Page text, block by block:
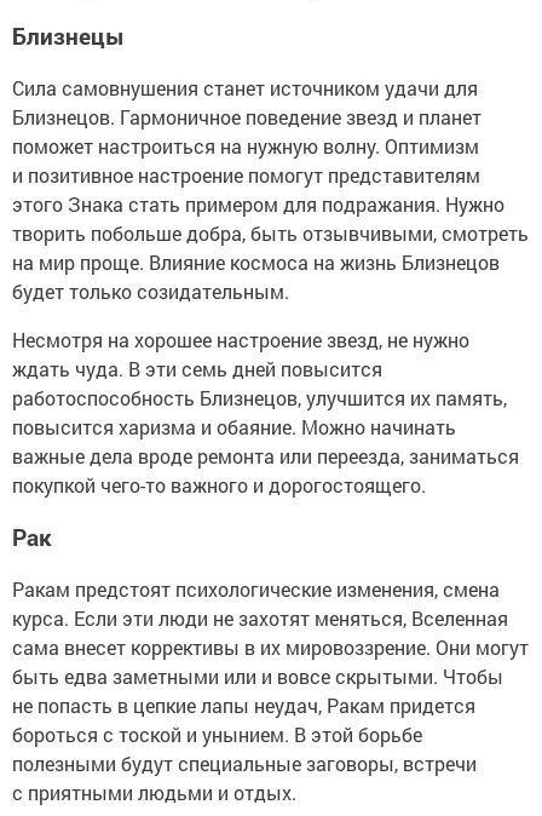
Близнецы
Сила самовнушения станет источником удачи для
Близнецов. Гармоничное поведение звезд и планет
поможет настроиться на нужную волну. Оптимизм
и позитивное настроение помогут представителям
этого Знака стать примером для подражания. Нужно
творить побольше добра, быть отзывчивыми, смотреть
на мир проще. Влияние космоса на жизнь Близнецов
будет только созидательным.
Несмотря на хорошее настроение звезд, не нужно
ждать чуда. В эти семь дней повысится
работоспособность Близнецов, улучшится их память,
повысится харизма и обаяние. Можно начинать
важные дела вроде ремонта или переезда, заниматься
покупкой чего-то важного и дорогостоящего.
Рак
Ракам предстоят психологические изменения, смена
курса. Если эти люди не захотят меняться, Вселенная
сама внесет коррективы в их мировоззрение. Они могут
быть едва заметными или и вовсе скрытыми. Чтобы
не попасть в цепкие лапы неудач, Ракам придется
бороться с тоской и унынием. В этой борьбе
полезными будут специальные заговоры, встречи
с приятными людьми и отдых.